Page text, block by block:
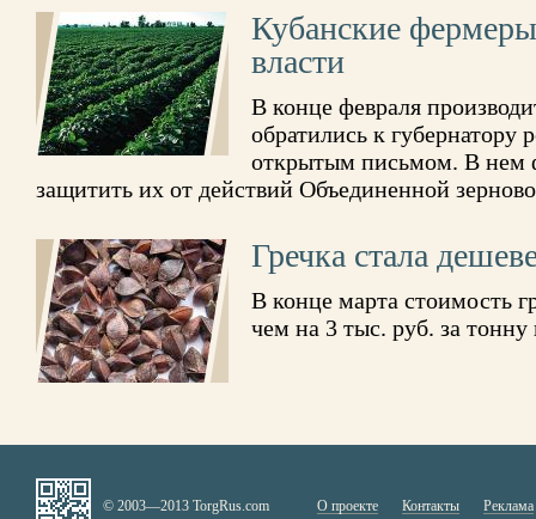
Кубанские
власти
В конце февраля
обратились к губернатору
открытым письмом. В нем
защитить их от действий Объединенной
Гречка стала
В конце марта стоимость
чем на 3 тыс. руб. за тонну
© 2003—2013 TorgRus.com О проекте Контакты Реклама